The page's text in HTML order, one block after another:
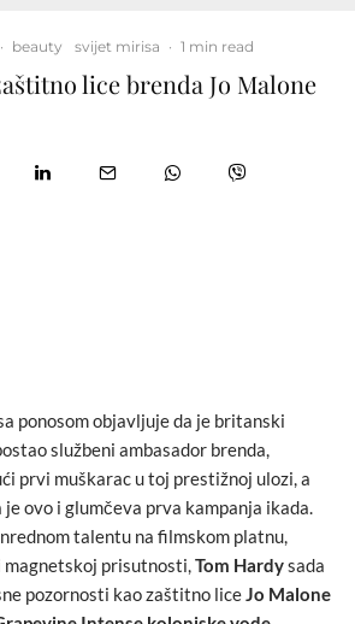
· beauty svijet mirisa · 1 min read
lice brenda Jo Malone
ponosom objavljuje da je britanski
službeni ambasador brenda,
prvi muškarac u toj prestižnoj ulozi, a
ovo i glumčeva prva kampanja ikada.
talentu na filmskom platnu,
magnetskoj prisutnosti,Tom Hardysada
pozornosti kao zaštitno liceJo Malone